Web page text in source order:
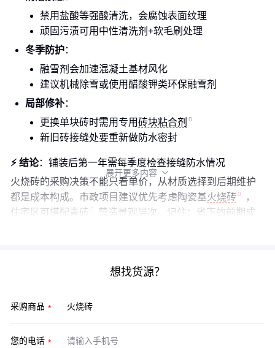
禁用盐酸等强酸清洗，会腐蚀表面纹理
顽固污渍可用中性清洗剂+软毛刷处理
冬季防护：
融雪剂会加速混凝土基材风化
建议机械除雪或使用醋酸钾类环保融雪剂
局部修补：
更换单块砖时需用专用砖块粘合剂
新旧砖接缝处要重新做防水密封
⚡ 结论：铺装后第一年需每季度检查接缝防水情况
火烧砖的采购决策不能只看单价，从材质选择到后期维护
都是成本构成。市政项目建议优先考虑陶瓷基火烧砖
，
住宅区可搭配青砖
营造景观层次。记住：省下的前期成
展开更多内容 
想找货源？
采购商品
您的电话